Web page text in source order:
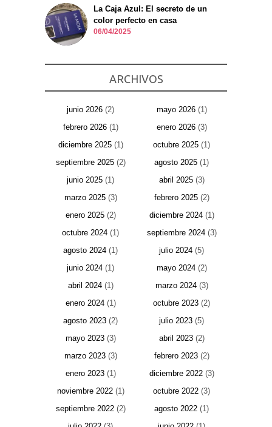
La Caja Azul: El secreto de un
color perfecto en casa
06/04/2025
ARCHIVOS
junio 2026 (2) mayo 2026(1)
febrero 2026(1) enero 2026(3)
diciembre 2025(1) octubre 2025 (1)
septiembre 2025(2) agosto 2025 (1)
junio 2025 (1) abril 2025(3)
marzo 2025(3) febrero 2025(2)
enero 2025(2) diciembre 2024(1)
octubre 2024 (1) septiembre 2024(3)
agosto 2024 (1) julio 2024 (5)
junio 2024 (1) mayo 2024(2)
abril 2024(1) marzo 2024(3)
enero 2024(1) octubre 2023 (2)
agosto 2023 (2) julio 2023 (5)
mayo 2023(3) abril 2023(2)
marzo 2023(3) febrero 2023(2)
enero 2023(1) diciembre 2022(3)
noviembre 2022(1) octubre 2022 (3)
septiembre 2022(2) agosto 2022 (1)